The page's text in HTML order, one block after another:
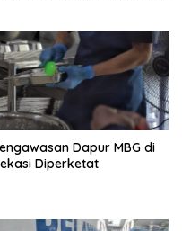
Dapur MBG di
Diperketat